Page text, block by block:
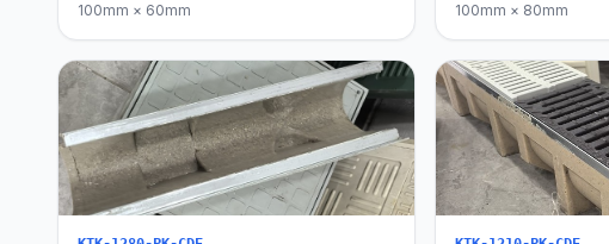
100mm × 60mm 100mm × 80mm